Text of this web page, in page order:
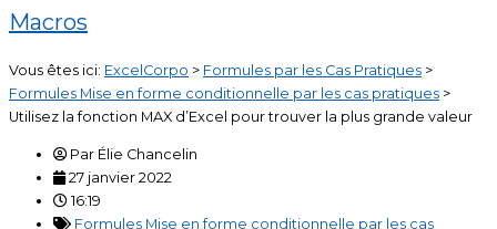
Macros
Vous êtes ici: ExcelCorpo > Formules par les Cas Pratiques >
Formules Mise en forme conditionnelle par les cas pratiques >
Utilisez la fonction MAX d’Excel pour trouver la plus grande valeur
Par Élie Chancelin
27 janvier 2022
16:19
Formules Mise en forme conditionnelle par les cas